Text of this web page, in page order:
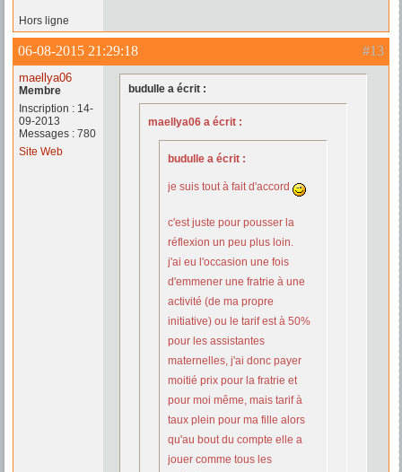
Hors ligne
#13
06-08-2015 21:29:18
maellya06
Membre
Inscription : 14-
09-2013
Messages : 780
Site Web
budulle a écrit :
maellya06 a écrit :
budulle a écrit :
je suis tout à fait d'accord
c'est juste pour pousser la
réflexion un peu plus loin.
j'ai eu l'occasion une fois
d'emmener une fratrie à une
activité (de ma propre
initiative) ou le tarif est à 50%
pour les assistantes
maternelles, j'ai donc payer
moitié prix pour la fratrie et
pour moi même, mais tarif à
taux plein pour ma fille alors
qu'au bout du compte elle a
jouer comme tous les